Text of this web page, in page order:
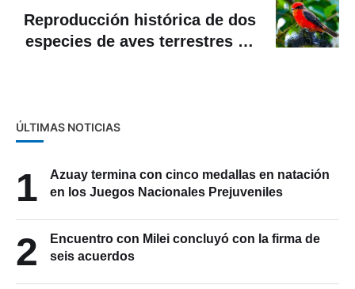
Reproducción histórica de dos
especies de aves terrestres en
ÚLTIMAS NOTICIAS
1
Azuay termina con cinco medallas en natación
en los Juegos Nacionales Prejuveniles
2
Encuentro con Milei concluyó con la firma de
seis acuerdos